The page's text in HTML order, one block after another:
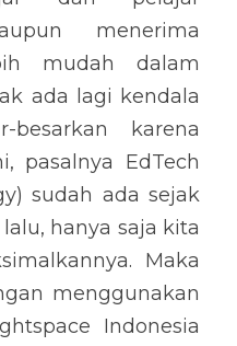
menerima
mudah dalam
ada lagi kendala
besarkan karena
pasalnya EdTech
sudah ada sejak
hanya saja kita
Maka
menggunakan
Indonesia